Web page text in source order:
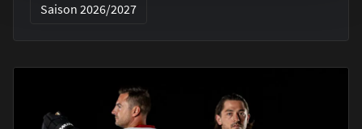
Saison 2026/2027